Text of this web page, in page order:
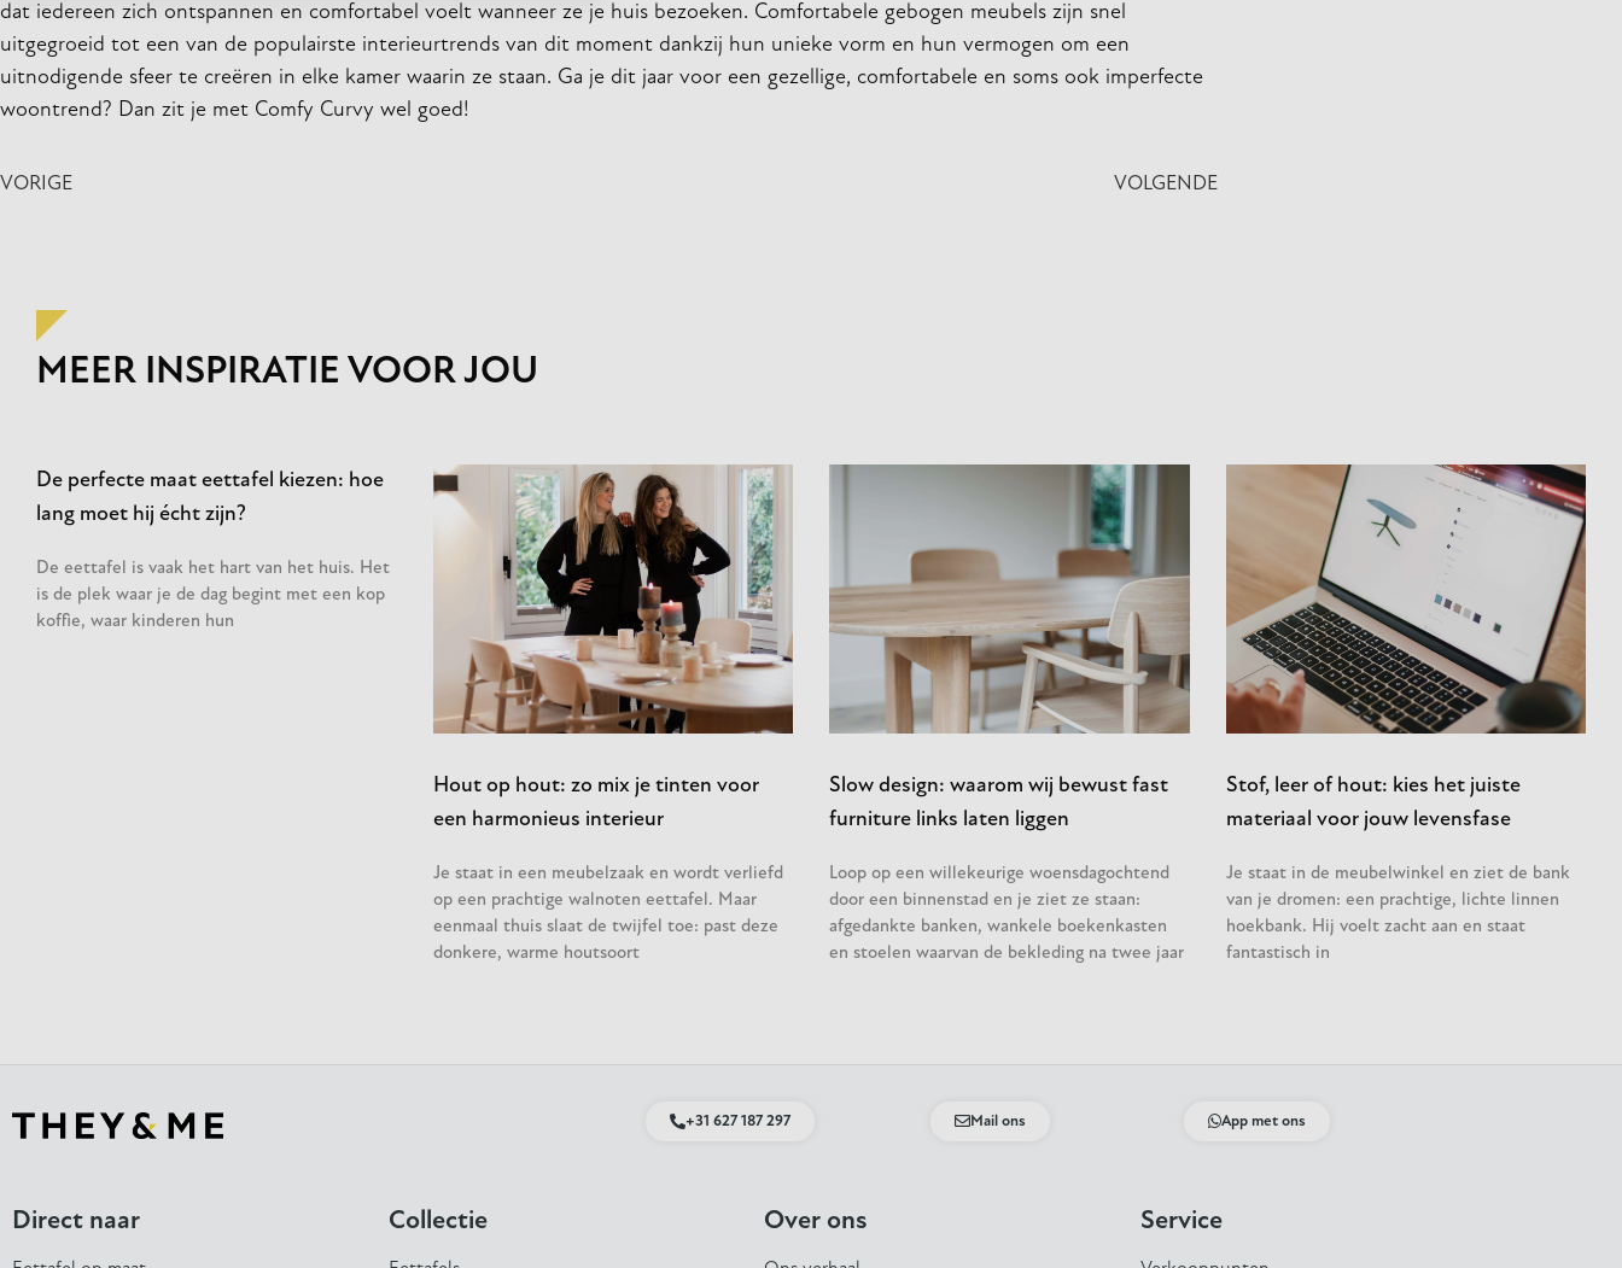
dat iedereen zich ontspannen en comfortabel voelt wanneer ze je huis bezoeken. Comfortabele gebogen meubels zijn snel
uitgegroeid tot een van de populairste interieurtrends van dit moment dankzij hun unieke vorm en hun vermogen om een
uitnodigende sfeer te creëren in elke kamer waarin ze staan. Ga je dit jaar voor een gezellige, comfortabele en soms ook imperfecte
woontrend? Dan zit je met Comfy Curvy wel goed!
VORIGE VOLGENDE
MEER INSPIRATIE VOOR JOU
De perfecte maat eettafel kiezen: hoe
lang moet hij écht zijn?
De eettafel is vaak het hart van het huis. Het
is de plek waar je de dag begint met een kop
koffie, waar kinderen hun
Hout op hout: zo mix je tinten voor
een harmonieus interieur
Je staat in een meubelzaak en wordt verliefd
op een prachtige walnoten eettafel. Maar
eenmaal thuis slaat de twijfel toe: past deze
donkere, warme houtsoort
Slow design: waarom wij bewust fast
furniture links laten liggen
Loop op een willekeurige woensdagochtend
door een binnenstad en je ziet ze staan:
afgedankte banken, wankele boekenkasten
en stoelen waarvan de bekleding na twee jaar
Stof, leer of hout: kies het juiste
materiaal voor jouw levensfase
Je staat in de meubelwinkel en ziet de bank
van je dromen: een prachtige, lichte linnen
hoekbank. Hij voelt zacht aan en staat
fantastisch in
+31 627 187 297 Mail ons App met ons
Direct naar Collectie Over ons Service